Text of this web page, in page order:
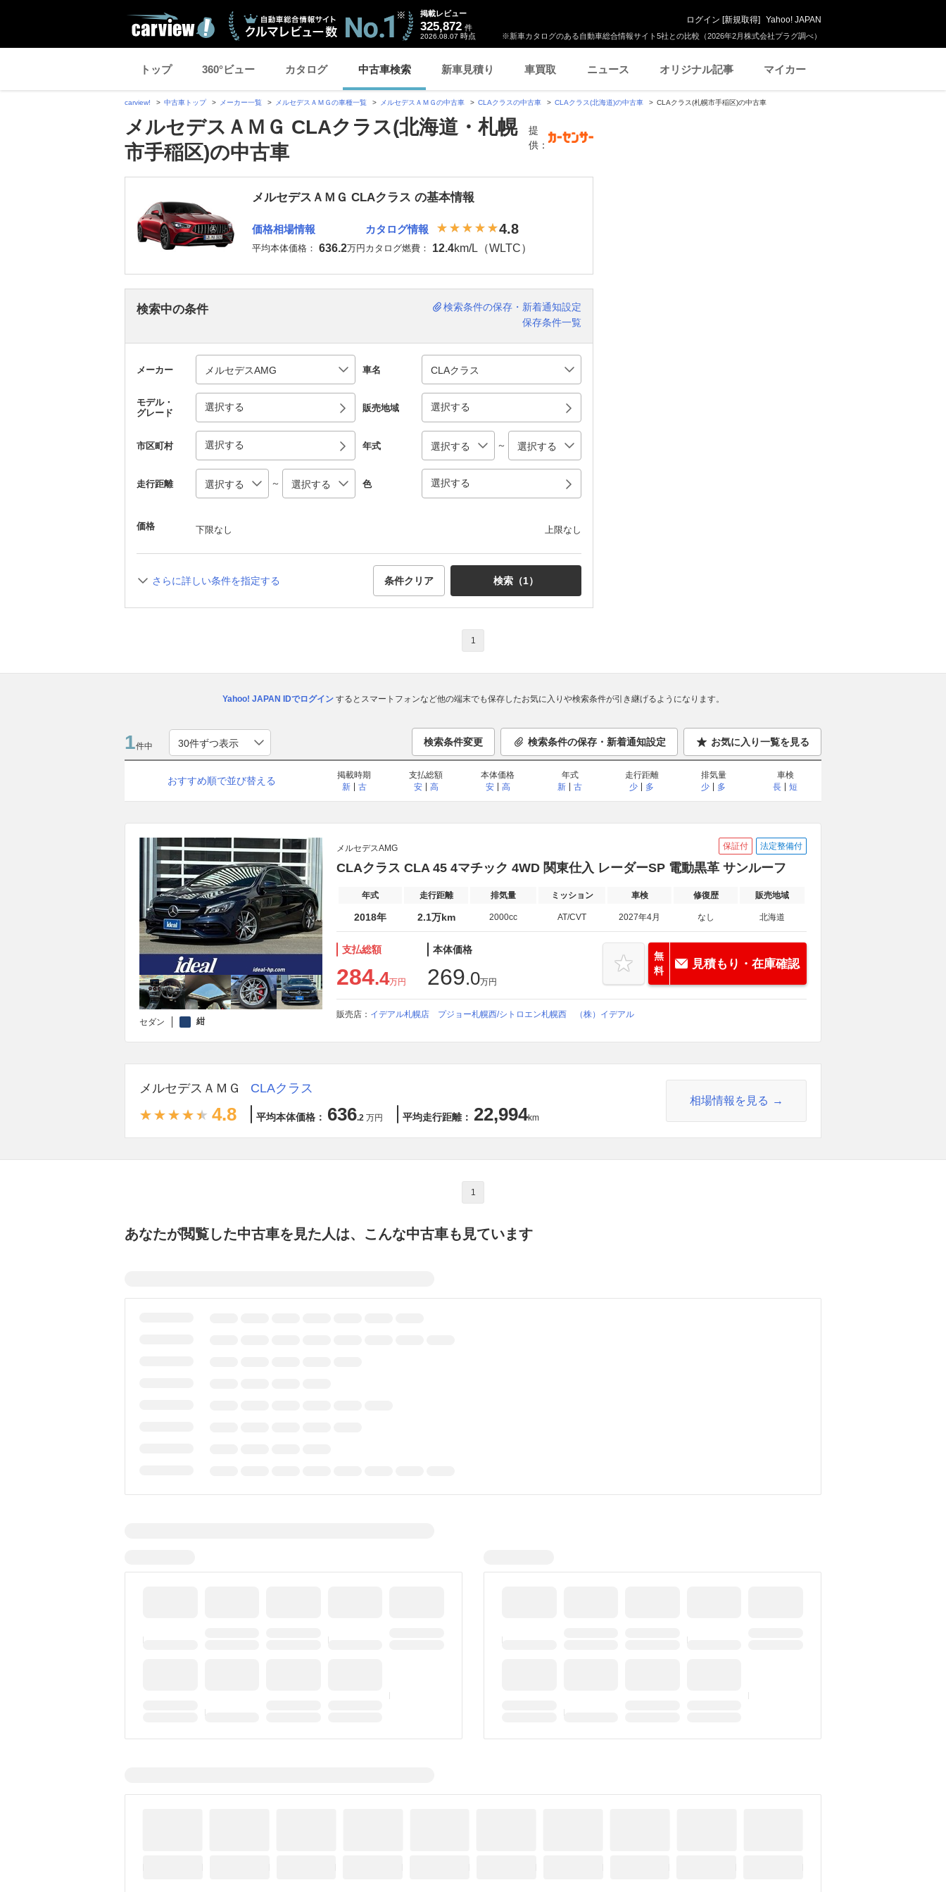
※新車カタログのある自動車総合情報サイト5社との比較（2026年2月株式会社プラグ調べ）
掲載レビュー
325,872 件
2026.08.07 時点
ログイン [新規取得] Yahoo! JAPAN
トップ 360°ビュー カタログ 中古車検索 新車見積り 車買取 ニュース オリジナル記事 マイカー
carview! 中古車トップ メーカー一覧 メルセデスＡＭＧの車種一覧 メルセデスＡＭＧの中古車 CLAクラスの中古車 CLAクラス(北海道)の中古車 CLAクラス(札幌市手稲区)の中古車
メルセデスＡＭＧ CLAクラス(北海道・札幌
市手稲区)の中古車
提
供：
メルセデスＡＭＧ CLAクラス の基本情報
価格相場情報
平均本体価格： 636.2万円
カタログ情報 4.8
カタログ燃費： 12.4km/L（WLTC）
検索中の条件
検索条件の保存・新着通知設定
保存条件一覧
メーカー 車名
モデル・
グレード
選択する 販売地域 選択する
市区町村 選択する 年式 ～
走行距離 ～ 色 選択する
価格 下限なし 上限なし
さらに詳しい条件を指定する 条件クリア 検索（1）
1
Yahoo! JAPAN IDでログインするとスマートフォンなど他の端末でも保存したお気に入りや検索条件が引き継げるようになります。
1件中 検索条件変更 検索条件の保存・新着通知設定 お気に入り一覧を見る
おすすめ順で並び替える
掲載時期
新
古
支払総額
安
高
本体価格
安
高
年式
新
古
走行距離
少
多
排気量
少
多
車検
長
短
セダン 紺
メルセデスAMG 保証付 法定整備付
CLAクラス CLA 45 4マチック 4WD 関東仕入 レーダーSP 電動黒革 サンルーフ
年式 走行距離 排気量 ミッション 車検 修復歴 販売地域
2018年 2.1万km 2000cc AT/CVT 2027年4月 なし 北海道
支払総額
284.4万円
本体価格
269.0万円
無
料
見積もり・在庫確認
販売店： イデアル札幌店 プジョー札幌西/シトロエン札幌西 （株）イデアル
メルセデスＡＭＧ CLAクラス
4.8 平均本体価格： 636.2 万円 平均走行距離： 22,994km
相場情報を見る
1
あなたが閲覧した中古車を見た人は、こんな中古車も見ています